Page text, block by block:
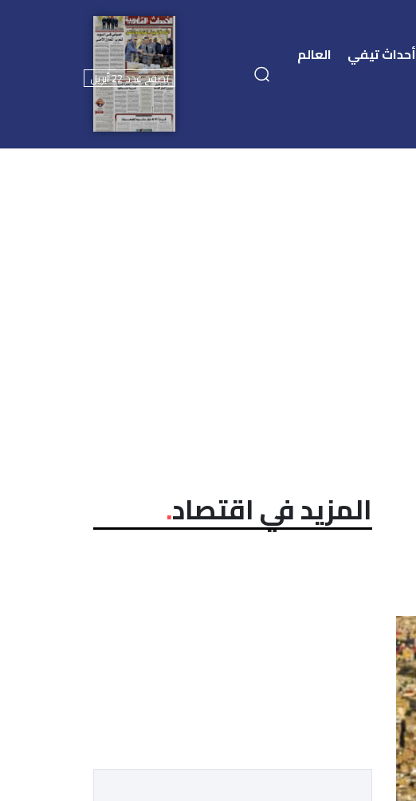
أحداث تيفي
العالم
تصفح عدد 22 أبريل
المزيد في اقتصاد